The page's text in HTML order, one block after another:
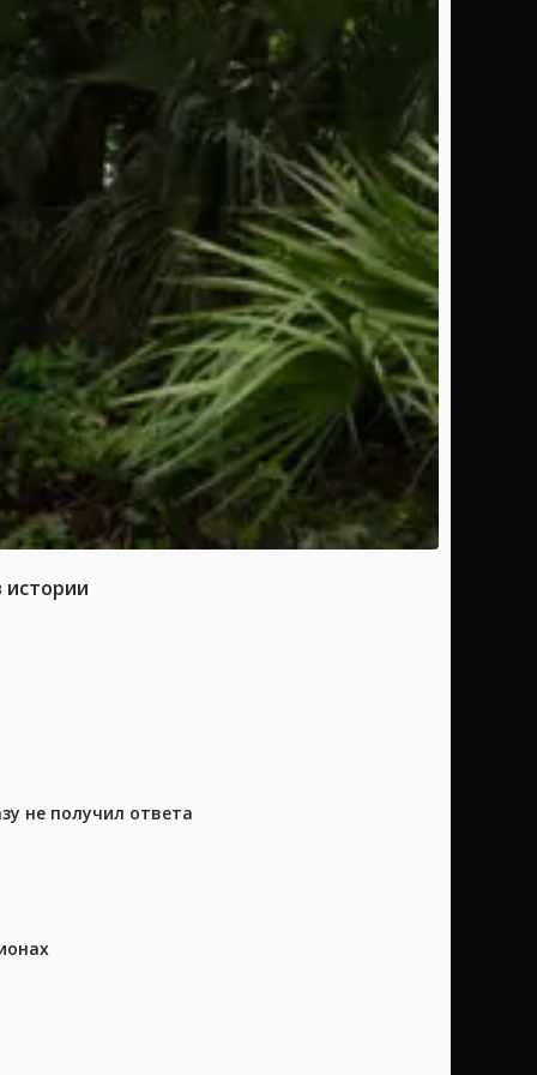
не получил ответа